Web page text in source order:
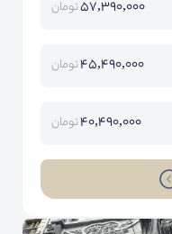
57,390,000تومان
45,490,000تومان
40,490,000تومان